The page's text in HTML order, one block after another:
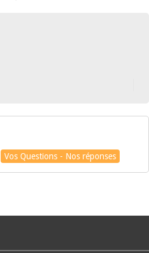
Vos Questions - Nos réponses